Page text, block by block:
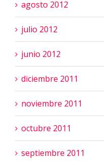
agosto 2012
julio 2012
junio 2012
diciembre 2011
noviembre 2011
octubre 2011
septiembre 2011